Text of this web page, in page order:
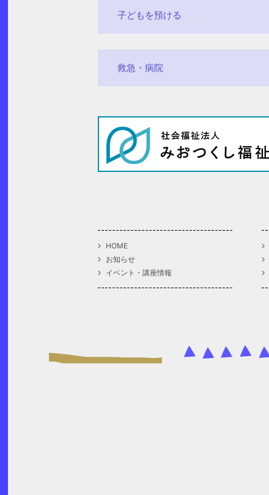
子どもを預ける
救急・病院
HOME
お知らせ
イベント・講座情報